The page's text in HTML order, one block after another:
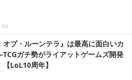
オブ・ルーンテラ』は最高に面白いカ
ガチ勢がライアットゲームズ開発
LoL10周年】